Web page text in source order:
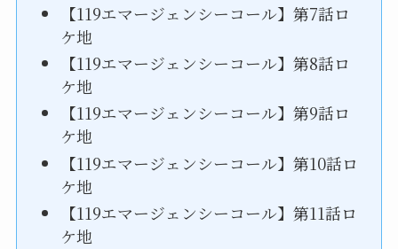
【119エマージェンシーコール】第7話ロ
ケ地
【119エマージェンシーコール】第8話ロ
ケ地
【119エマージェンシーコール】第9話ロ
ケ地
【119エマージェンシーコール】第10話ロ
ケ地
【119エマージェンシーコール】第11話ロ
ケ地